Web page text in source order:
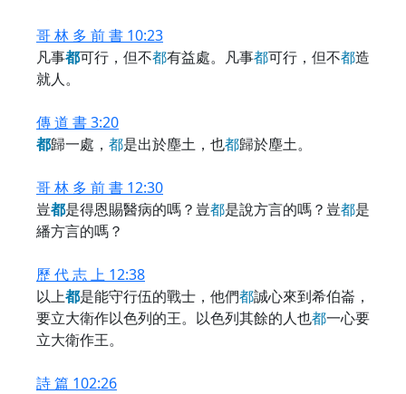
哥 林 多 前 書 10:23
凡事都可行，但不都有益處。凡事都可行，但不都造
就人。
傳 道 書 3:20
都歸一處， 都是出於塵土，也都歸於塵土。
哥 林 多 前 書 12:30
豈都是得恩賜醫病的嗎？豈都是說方言的嗎？豈都是
繙方言的嗎？
歷 代 志 上 12:38
以上都是能守行伍的戰士，他們都誠心來到希伯崙，
要立大衛作以色列的王。以色列其餘的人也都一心要
立大衛作王。
詩 篇 102:26